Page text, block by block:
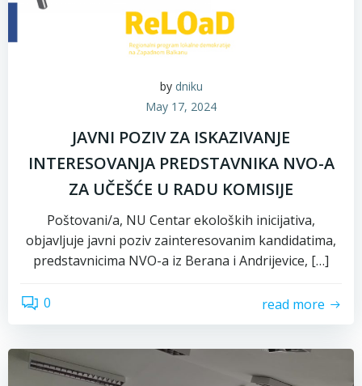
by dniku
May 17, 2024
JAVNI POZIV ZA ISKAZIVANJE
INTERESOVANJA PREDSTAVNIKA NVO-A
ZA UČEŠĆE U RADU KOMISIJE
Poštovani/a, NU Centar ekoloških inicijativa,
objavljuje javni poziv zainteresovanim kandidatima,
predstavnicima NVO-a iz Berana i Andrijevice, […]
0 read more